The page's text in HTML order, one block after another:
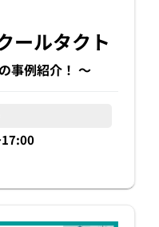
ールタクト
事例紹介！ 〜